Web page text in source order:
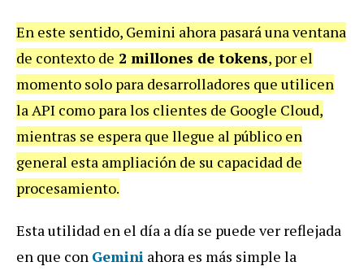
En este sentido, Gemini ahora pasará una ventana
de contexto de 2 millones de tokens, por el
momento solo para desarrolladores que utilicen
la API como para los clientes de Google Cloud,
mientras se espera que llegue al público en
general esta ampliación de su capacidad de
procesamiento.
Esta utilidad en el día a día se puede ver reflejada
en que con Gemini ahora es más simple la